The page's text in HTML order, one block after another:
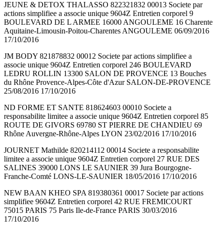
JEUNE & DETOX THALASSO 822321832 00013 Societe par
actions simplifiee a associe unique 9604Z Entretien corporel 9
BOULEVARD DE L ARMEE 16000 ANGOULEME 16 Charente
Aquitaine-Limousin-Poitou-Charentes ANGOULEME 06/09/2016
17/10/2016
JM BODY 821878832 00012 Societe par actions simplifiee a
associe unique 9604Z Entretien corporel 246 BOULEVARD
LEDRU ROLLIN 13300 SALON DE PROVENCE 13 Bouches
du Rhône Provence-Alpes-Côte d'Azur SALON-DE-PROVENCE
25/08/2016 17/10/2016
ND FORME ET SANTE 818624603 00010 Societe a
responsabilite limitee a associe unique 9604Z Entretien corporel 85
ROUTE DE GIVORS 69780 ST PIERRE DE CHANDIEU 69
Rhône Auvergne-Rhône-Alpes LYON 23/02/2016 17/10/2016
JOURNET Mathilde 820214112 00014 Societe a responsabilite
limitee a associe unique 9604Z Entretien corporel 27 RUE DES
SALINES 39000 LONS LE SAUNIER 39 Jura Bourgogne-
Franche-Comté LONS-LE-SAUNIER 18/05/2016 17/10/2016
NEW BAAN KHEO SPA 819380361 00017 Societe par actions
simplifiee 9604Z Entretien corporel 42 RUE FREMICOURT
75015 PARIS 75 Paris Ile-de-France PARIS 30/03/2016
17/10/2016